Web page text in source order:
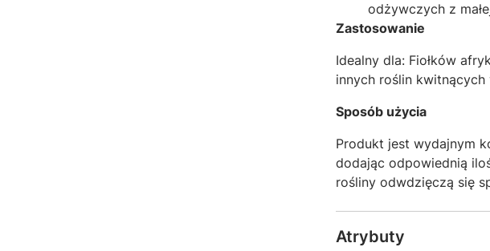
odżywczych z
Zastosowanie
Idealny dla: Fiołków
innych roślin kwitnących
Sposób użycia
Produkt jest wydajnym
dodając odpowiednią
rośliny odwdzięczą się
Atrybuty